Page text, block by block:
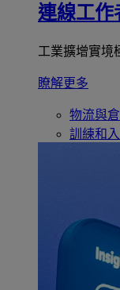
連線工作
工業擴增實境
瞭解更多
物流與
訓練和